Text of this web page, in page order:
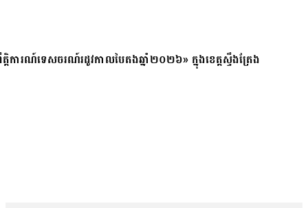
ារណ៍ទេសចរណ៍រដូវកាលបៃតងឆ្នាំ២០២៦» ក្នុងខេត្តស្ទឹងត្រែង